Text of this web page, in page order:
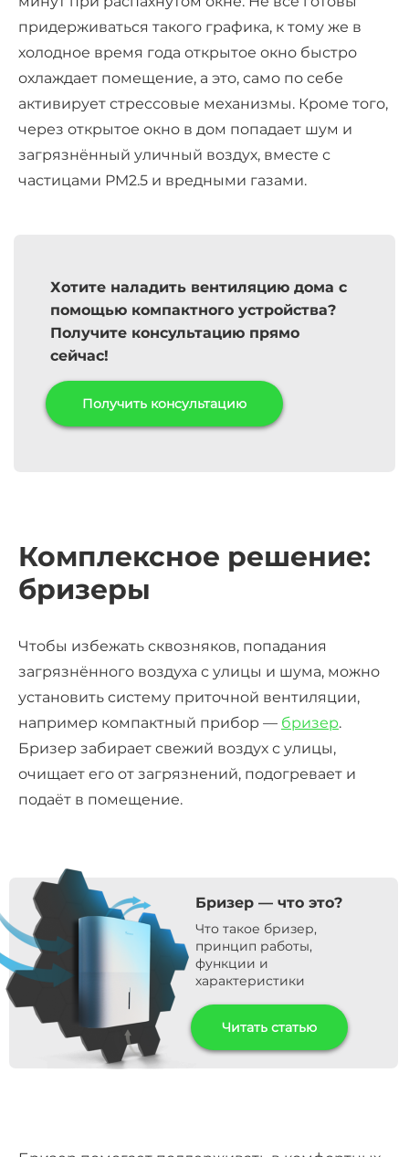
придерживаться такого графика, к тому же в
холодное время года открытое окно быстро
охлаждает помещение, а это, само по себе
активирует стрессовые механизмы. Кроме того,
через открытое окно в дом попадает шум и
загрязнённый уличный воздух, вместе с
частицами PM2.5 и вредными газами.
Хотите наладить вентиляцию дома с
помощью компактного устройства?
Получите консультацию прямо
сейчас!
Получить консультацию
Комплексное решение:
бризеры
Чтобы избежать сквозняков, попадания
загрязнённого воздуха с улицы и шума, можно
установить систему приточной вентиляции,
например компактный прибор — бризер.
Бризер забирает свежий воздух с улицы,
очищает его от загрязнений, подогревает и
подаёт в помещение.
Бризер — что это?
Что такое бризер,
принцип работы,
функции и
характеристики
Читать статью